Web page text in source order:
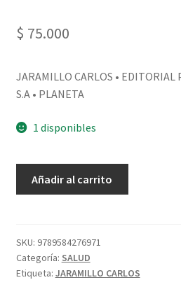
$ 75.000
JARAMILLO CARLOS •
S.A • PLANETA
1 disponibles
Añadir al carrito
SKU: 9789584276971
Categoría: SALUD
Etiqueta: JARAMILLO CARLOS